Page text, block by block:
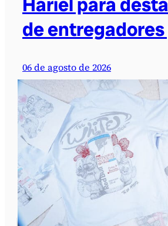
Hariel para
de
06 de agosto de 2026